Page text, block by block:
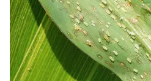
France
Trois espèces de pucerons
pour la culture de maïs :
01 JUIN 2018